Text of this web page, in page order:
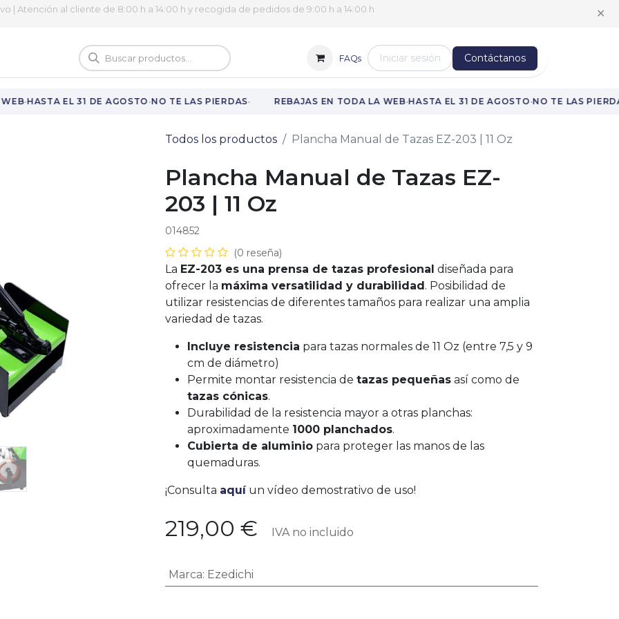
| Atención al cliente de 8:00 h a 14:00 h y recogida de pedidos de 9:00 h a 14:00 h ✕
Vuelta al cole FAQs Iniciar sesión Contáctanos
·HASTA EL 31 DE AGOSTO·NO TE LAS PIERDAS· REBAJAS EN TODA LA WEB·HASTA EL 31 DE AGOSTO·NO TE LAS
Todos los productos Plancha Manual de Tazas EZ-203 | 11 Oz
Plancha Manual de Tazas EZ-
203 | 11 Oz
014852
(0 reseña)
La EZ-203 es una prensa de tazas profesional diseñada para
ofrecer la máxima versatilidad y durabilidad. Posibilidad de
utilizar resistencias de diferentes tamaños para realizar una amplia
variedad de tazas.
Incluye resistencia para tazas normales de 11 Oz (entre 7,5 y 9
cm de diámetro)
Permite montar resistencia de tazas pequeñas así como de
tazas cónicas.
Durabilidad de la resistencia mayor a otras planchas:
aproximadamente 1000 planchados.
Cubierta de aluminio para proteger las manos de las
quemaduras.
¡Consulta aquíun vídeo demostrativo de uso!
219,00 € IVA no incluido
Marca: Ezedichi